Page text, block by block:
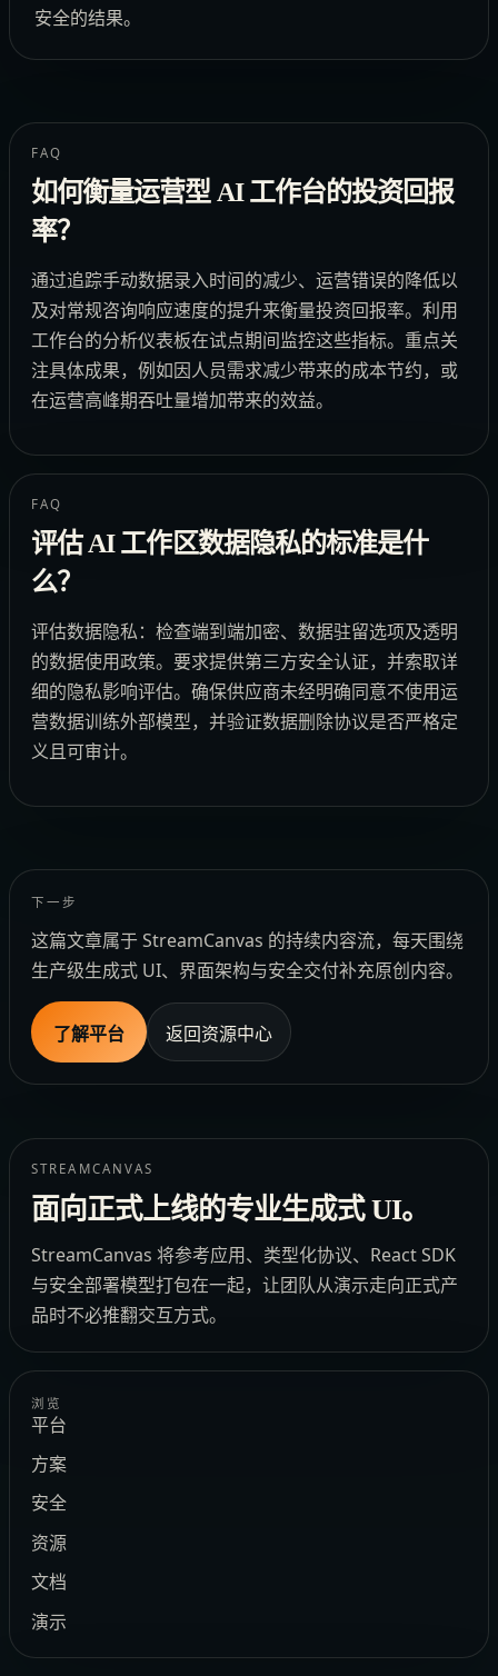
安全的结果。
FAQ
如何衡量运营型 AI 工作台的投资回报
率？
通过追踪手动数据录入时间的减少、运营错误的降低以
及对常规咨询响应速度的提升来衡量投资回报率。利用
工作台的分析仪表板在试点期间监控这些指标。重点关
注具体成果，例如因人员需求减少带来的成本节约，或
在运营高峰期吞吐量增加带来的效益。
FAQ
评估 AI 工作区数据隐私的标准是什
么？
评估数据隐私：检查端到端加密、数据驻留选项及透明
的数据使用政策。要求提供第三方安全认证，并索取详
细的隐私影响评估。确保供应商未经明确同意不使用运
营数据训练外部模型，并验证数据删除协议是否严格定
义且可审计。
下一步
这篇文章属于 StreamCanvas 的持续内容流，每天围绕
生产级生成式 UI、界面架构与安全交付补充原创内容。
了解平台 返回资源中心
STREAMCANVAS
面向正式上线的专业生成式 UI。
StreamCanvas 将参考应用、类型化协议、React SDK
与安全部署模型打包在一起，让团队从演示走向正式产
品时不必推翻交互方式。
浏览
平台
方案
安全
资源
文档
演示